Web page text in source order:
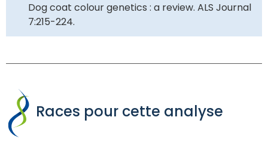
Dog coat colour genetics : a review. ALS Journal
7:215-224.
Races pour cette analyse